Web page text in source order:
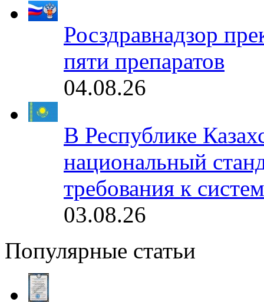
Росздравнадзор
пяти препаратов
04.08.26
В Республике
национальный
требования к
03.08.26
Популярные статьи